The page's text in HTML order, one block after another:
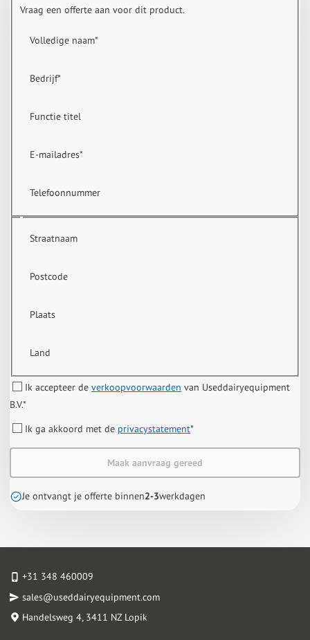
Vraag een offerte aan voor dit product.
Volledige naam*
Bedrijf*
Functie titel
E-mailadres*
Telefoonnummer
Straatnaam
Postcode
Plaats
Land
Ik accepteer deverkoopvoorwaarden van Useddairyequipment
B.V.*
Ik ga akkoord met de privacystatement*
Maak aanvraag gereed
Je ontvangt je offerte binnen2-3werkdagen
+31 348 460009
sales@useddairyequipment.com
Handelsweg 4, 3411 NZ Lopik